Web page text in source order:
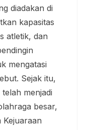
diadakan di
kapasitas
atletik, dan
mengatasi
Sejak itu,
menjadi
besar,
Kejuaraan